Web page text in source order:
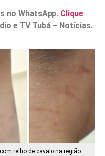
no WhatsApp. Clique
e TV Tubá – Notícias.
relho de cavalo na região